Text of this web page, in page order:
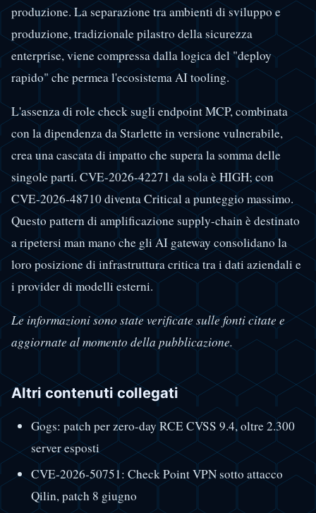
produzione. La separazione tra ambienti di sviluppo e
produzione, tradizionale pilastro della sicurezza
enterprise, viene compressa dalla logica del "deploy
rapido" che permea l'ecosistema AI tooling.
L'assenza di role check sugli endpoint MCP, combinata
con la dipendenza da Starlette in versione vulnerabile,
crea una cascata di impatto che supera la somma delle
singole parti. CVE-2026-42271 da sola è HIGH; con
CVE-2026-48710 diventa Critical a punteggio massimo.
Questo pattern di amplificazione supply-chain è destinato
a ripetersi man mano che gli AI gateway consolidano la
loro posizione di infrastruttura critica tra i dati aziendali e
i provider di modelli esterni.
Le informazioni sono state verificate sulle fonti citate e
aggiornate al momento della pubblicazione.
Altri contenuti collegati
Gogs: patch per zero-day RCE CVSS 9.4, oltre 2.300
server esposti
CVE-2026-50751: Check Point VPN sotto attacco
Qilin, patch 8 giugno